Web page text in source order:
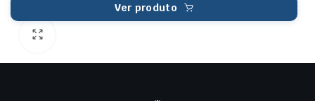
Ver produto